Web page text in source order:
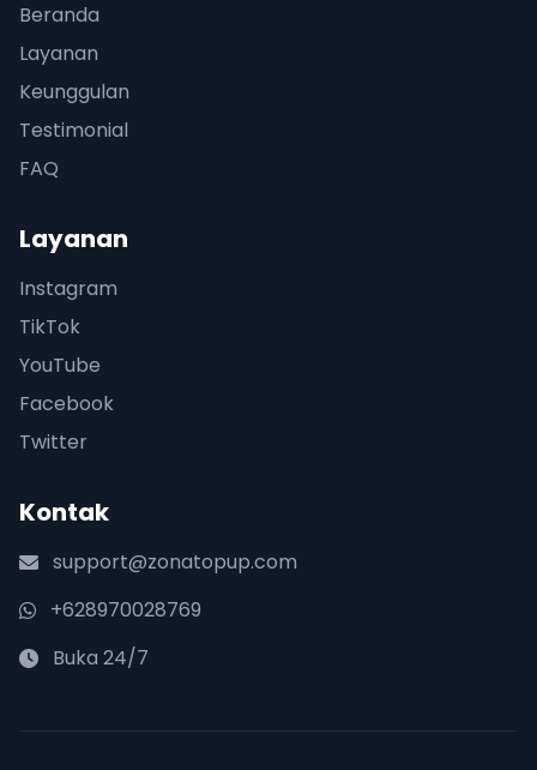
Beranda
Layanan
Keunggulan
Testimonial
FAQ
Layanan
Instagram
TikTok
YouTube
Facebook
Twitter
Kontak
support@zonatopup.com
+628970028769
Buka 24/7